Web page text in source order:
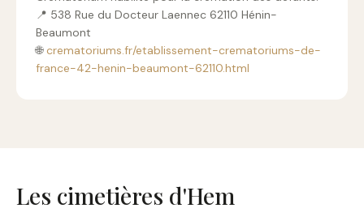
📍 538 Rue du Docteur Laennec 62110 Hénin-
Beaumont
🌐crematoriums.fr/etablissement-crematoriums-de-
france-42-henin-beaumont-62110.html
Les cimetières d'Hem